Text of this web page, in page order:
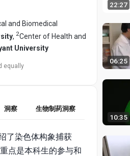
and Biomedical
, 2Center of Health and
University
equally
洞察 生物制药洞察
了染色体构象捕获
点是本科生的参与和
22:27
06:25
10:35